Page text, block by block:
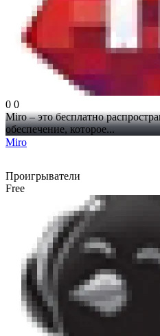
0 0
Miro – это бесплатно
обеспечение, которое...
Miro
Проигрыватели
Free